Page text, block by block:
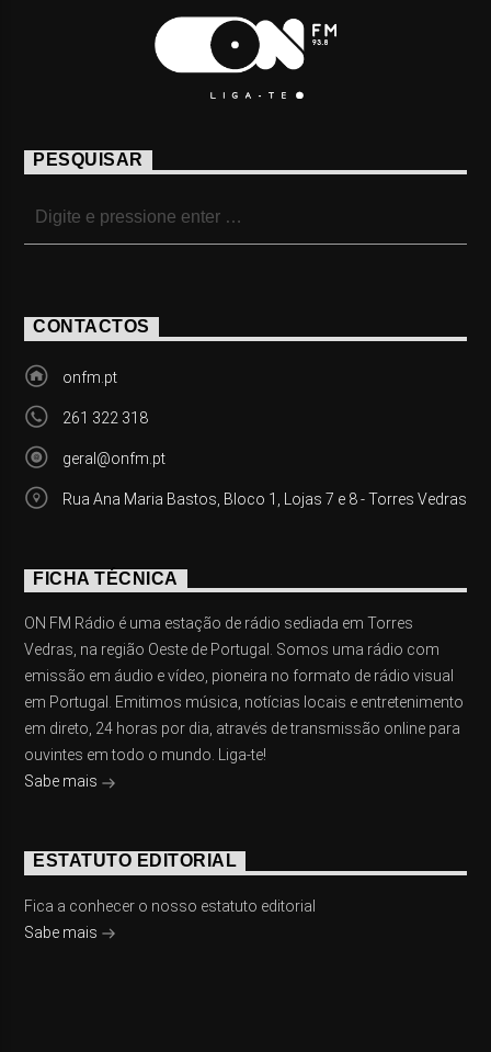
PESQUISAR
CONTACTOS
onfm.pt
261 322 318
geral@onfm.pt
Rua Ana Maria Bastos, Bloco 1, Lojas 7 e 8 - Torres Vedras
FICHA TÉCNICA
ON FM Rádio é uma estação de rádio sediada em Torres
Vedras, na região Oeste de Portugal. Somos uma rádio com
emissão em áudio e vídeo, pioneira no formato de rádio visual
em Portugal. Emitimos música, notícias locais e entretenimento
em direto, 24 horas por dia, através de transmissão online para
ouvintes em todo o mundo. Liga-te!
Sabe mais
ESTATUTO EDITORIAL
Fica a conhecer o nosso estatuto editorial
Sabe mais